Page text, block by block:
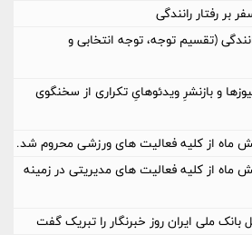
بر رفتار رانندگی
(تقسیم توجه، توجه انتخابی و
و بازنشرِ ویدئوهایِ تکراری از سخنگوی
ماه از کلیه فعالیت های ورزشی محروم شد.
ماه از کلیه فعالیت های مدیریتی در زمینه
بانک ملی ایران روز خبرنگار را تبریک گفت